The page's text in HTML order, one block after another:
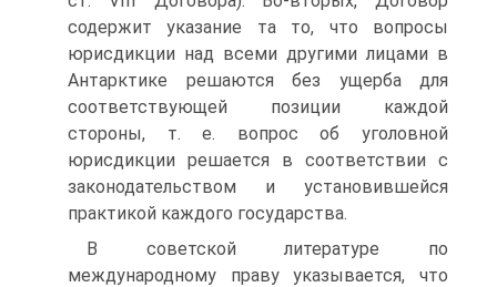
содержит указание та то, что вопросы
юрисдикции над всеми другими лицами в
Антарктике решаются без ущерба для
соответствующей позиции каждой
стороны, т. е. вопрос об уголовной
юрисдикции решается в соответствии с
законодательством и установившейся
практикой каждого государства.
В советской литературе по
международному праву указывается, что